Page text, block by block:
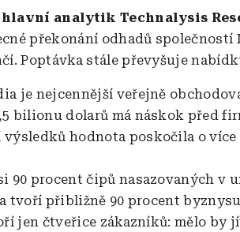
analytik Technalysis
překonání odhadů
Poptávka stále převyšuje
je nejcennější veřejně
bilionu dolarů má náskok před
výsledků hodnota poskočila o více
90 procent čipů nasazovaných v
tvoří přibližně 90 procent
jen čtveřice zákazníků: mělo by